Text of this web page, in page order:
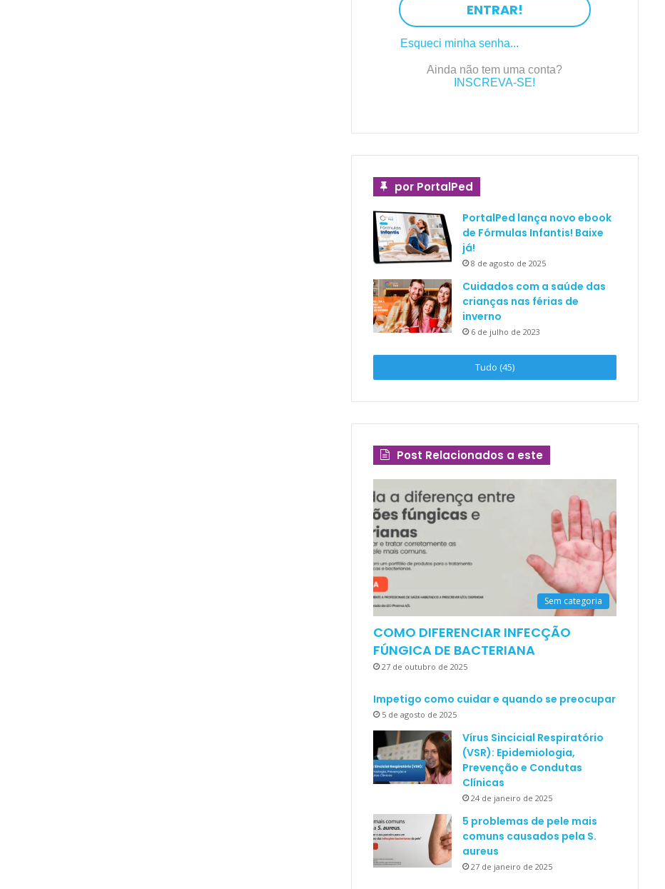
ENTRAR!
Esqueci minha senha...
Ainda não tem uma conta?
INSCREVA-SE!
por PortalPed
PortalPed lança novo ebook
de Fórmulas Infantis! Baixe
já!
8 de agosto de 2025
Cuidados com a saúde das
crianças nas férias de
inverno
6 de julho de 2023
Tudo (45)
Post Relacionados a este
Sem categoria
COMO DIFERENCIAR INFECÇÃO
FÚNGICA DE BACTERIANA
27 de outubro de 2025
Impetigo como cuidar e quando se preocupar
5 de agosto de 2025
Vírus Sincicial Respiratório
(VSR): Epidemiologia,
Prevenção e Condutas
Clínicas
24 de janeiro de 2025
5 problemas de pele mais
comuns causados pela S.
aureus
27 de janeiro de 2025